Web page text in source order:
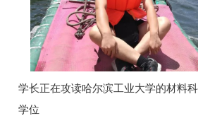
学长正在攻读哈尔滨工业大学的材料
学位